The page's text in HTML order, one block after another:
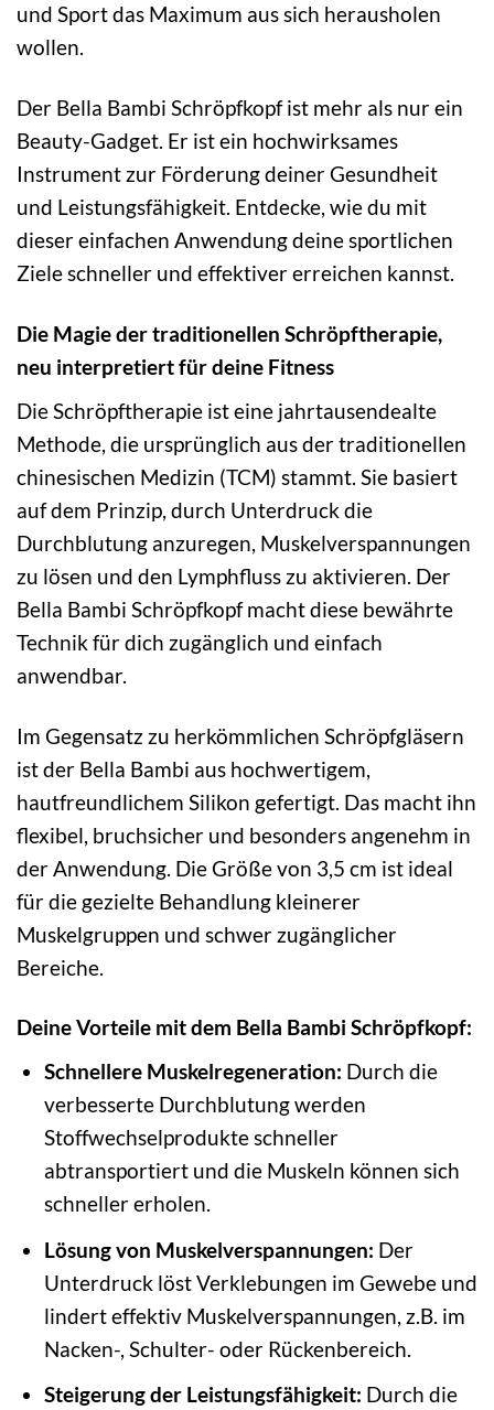
und Sport das Maximum aus sich herausholen
wollen.
Der Bella Bambi Schröpfkopf ist mehr als nur ein
Beauty-Gadget. Er ist ein hochwirksames
Instrument zur Förderung deiner Gesundheit
und Leistungsfähigkeit. Entdecke, wie du mit
dieser einfachen Anwendung deine sportlichen
Ziele schneller und effektiver erreichen kannst.
Die Magie der traditionellen Schröpftherapie,
neu interpretiert für deine Fitness
Die Schröpftherapie ist eine jahrtausendealte
Methode, die ursprünglich aus der traditionellen
chinesischen Medizin (TCM) stammt. Sie basiert
auf dem Prinzip, durch Unterdruck die
Durchblutung anzuregen, Muskelverspannungen
zu lösen und den Lymphfluss zu aktivieren. Der
Bella Bambi Schröpfkopf macht diese bewährte
Technik für dich zugänglich und einfach
anwendbar.
Im Gegensatz zu herkömmlichen Schröpfgläsern
ist der Bella Bambi aus hochwertigem,
hautfreundlichem Silikon gefertigt. Das macht ihn
flexibel, bruchsicher und besonders angenehm in
der Anwendung. Die Größe von 3,5 cm ist ideal
für die gezielte Behandlung kleinerer
Muskelgruppen und schwer zugänglicher
Bereiche.
Deine Vorteile mit dem Bella Bambi Schröpfkopf:
Schnellere Muskelregeneration: Durch die
verbesserte Durchblutung werden
Stoffwechselprodukte schneller
abtransportiert und die Muskeln können sich
schneller erholen.
Lösung von Muskelverspannungen: Der
Unterdruck löst Verklebungen im Gewebe und
lindert effektiv Muskelverspannungen, z.B. im
Nacken-, Schulter- oder Rückenbereich.
Steigerung der Leistungsfähigkeit: Durch die